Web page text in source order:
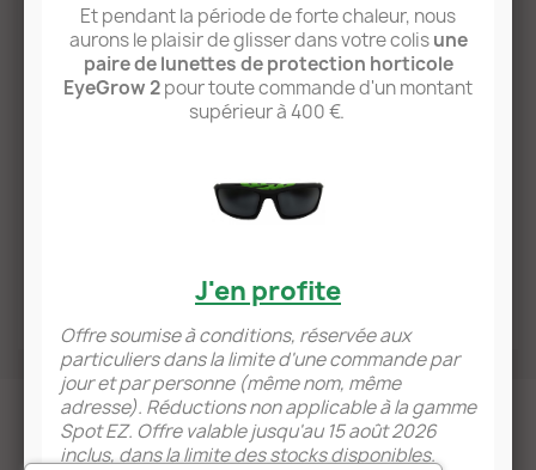
pas transmises et nous ne recevons l'argent que par
l'intermédiaire du prestataire de paiement.
C'est pour vous la garantie quenous ne
connaissons pas vos coordonnées bancaires
quelque moment que ce soit.
sécurisés en HTTPS par protocole SSL V3.
Ceci garantit le même niveau de fiabilité que les
Et pendant la période de forte chaleur, nous
aurons le plaisir de glisser dans votre colisune
paire de lunettes de protection horticole
EyeGrow 2pour toute commande d'un montant
supérieur à 400 €.
J'en profite
Offre soumise à conditions, réservée aux
particuliers dans la limite d'une commande par
jour et par personne (même nom, même
adresse). Réductions non applicable à la gamme
Spot EZ. Offre valable jusqu'au 15 août 2026
inclus, dans la limite des stocks disponibles.